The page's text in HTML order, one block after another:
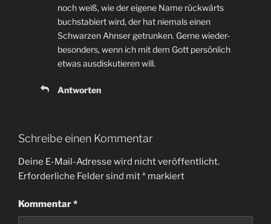
noch weiß, wie der eigene Name rückwärts
buchstabiert wird, der hat niemals einen
Schwarzen Ahnser getrunken. Gerne wieder-
besonders, wenn ich mit dem Gott persönlich
etwas ausdiskutieren will.
Antworten
Schreibe einen Kommentar
Deine E-Mail-Adresse wird nicht veröffentlicht.
Erforderliche Felder sind mit* markiert
Kommentar*